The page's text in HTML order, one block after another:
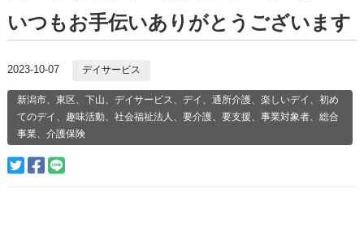
いつもお手伝いありがとうございます
2023-10-07 デイサービス
新潟市、東区、下山、デイサービス、デイ、通所介護、楽しいデイ、初め
てのデイ、趣味活動、社会福祉法人、要介護、要支援、事業対象者、総合
事業、介護保険